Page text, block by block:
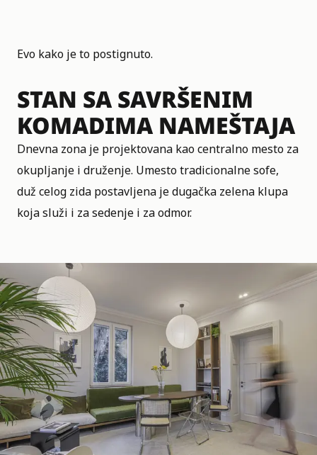
Evo kako je to postignuto.
STAN SA SAVRŠENIM
KOMADIMA NAMEŠTAJA
Dnevna zona je projektovana kao centralno mesto za
okupljanje i druženje. Umesto tradicionalne sofe,
duž celog zida postavljena je dugačka zelena klupa
koja služi i za sedenje i za odmor.